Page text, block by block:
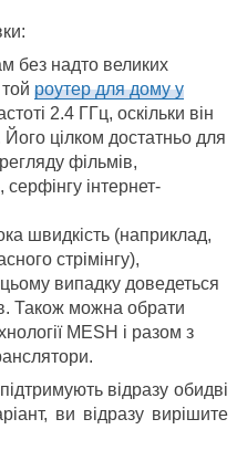
без надто великих
роутер для дому у
2.4 ГГц, оскільки він
цілком достатньо для
фільмів,
інтернет-
швидкість (наприклад,
стрімінгу),
випадку доведеться
Також можна обрати
MESH і разом з
відразу обидві
ви відразу вирішите